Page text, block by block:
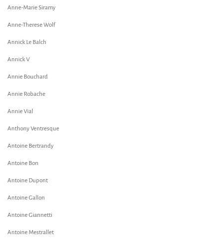
Anne-Marie Siramy
Anne-Therese Wolf
Annick Le Balch
Annick V
Annie Bouchard
Annie Robache
Annie Vial
Anthony Ventresque
Antoine Bertrandy
Antoine Bon
Antoine Dupont
Antoine Gallon
Antoine Giannetti
Antoine Mestrallet